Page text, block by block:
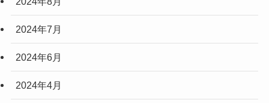
2024年7月
2024年6月
2024年4月